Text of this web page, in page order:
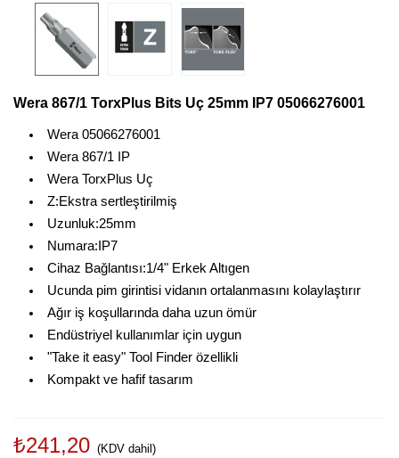
Wera 867/1 TorxPlus Bits Uç 25mm IP7 05066276001
Wera 05066276001
Wera 867/1 IP
Wera TorxPlus Uç
Z:Ekstra sertleştirilmiş
Uzunluk:25mm
Numara:IP7
Cihaz Bağlantısı:1/4" Erkek Altıgen
Ucunda pim girintisi vidanın ortalanmasını kolaylaştırır
Ağır iş koşullarında daha uzun ömür
Endüstriyel kullanımlar için uygun
"Take it easy" Tool Finder özellikli
Kompakt ve hafif tasarım
₺241,20 (KDV dahil)